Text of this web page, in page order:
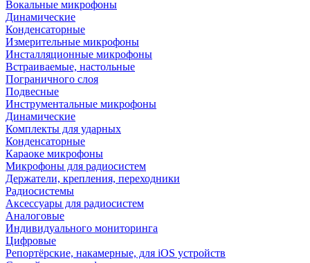
Вокальные микрофоны
Динамические
Конденсаторные
Измерительные микрофоны
Инсталляционные микрофоны
Встраиваемые, настольные
Пограничного слоя
Подвесные
Инструментальные микрофоны
Динамические
Комплекты для ударных
Конденсаторные
Караоке микрофоны
Микрофоны для радиосистем
Держатели, крепления, переходники
Радиосистемы
Аксессуары для радиосистем
Аналоговые
Индивидуального мониторинга
Цифровые
Репортёрские, накамерные, для iOS устройств